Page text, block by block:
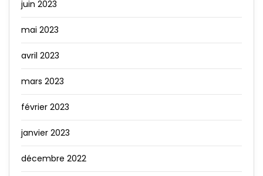
juin 2023
mai 2023
avril 2023
mars 2023
février 2023
janvier 2023
décembre 2022